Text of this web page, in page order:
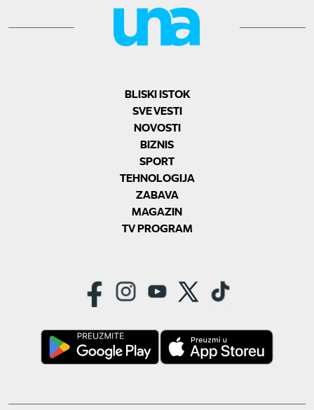
BLISKI ISTOK
SVE VESTI
NOVOSTI
BIZNIS
SPORT
TEHNOLOGIJA
ZABAVA
MAGAZIN
TV PROGRAM